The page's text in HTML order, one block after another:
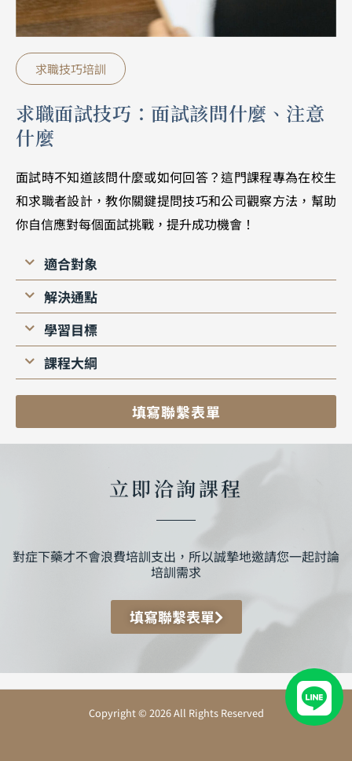
求職技巧培訓
求職面試技巧：面試該問什麼、注意
什麼
面試時不知道該問什麼或如何回答？這門課程專為在校生
和求職者設計，教你關鍵提問技巧和公司觀察方法，幫助
你自信應對每個面試挑戰，提升成功機會！
適合對象
解決通點
學習目標
課程大綱
填寫聯繫表單
立即洽詢課程
對症下藥才不會浪費培訓支出，所以誠摯地邀請您一起討論
培訓需求
填寫聯繫表單
Copyright © 2026 All Rights Reserved